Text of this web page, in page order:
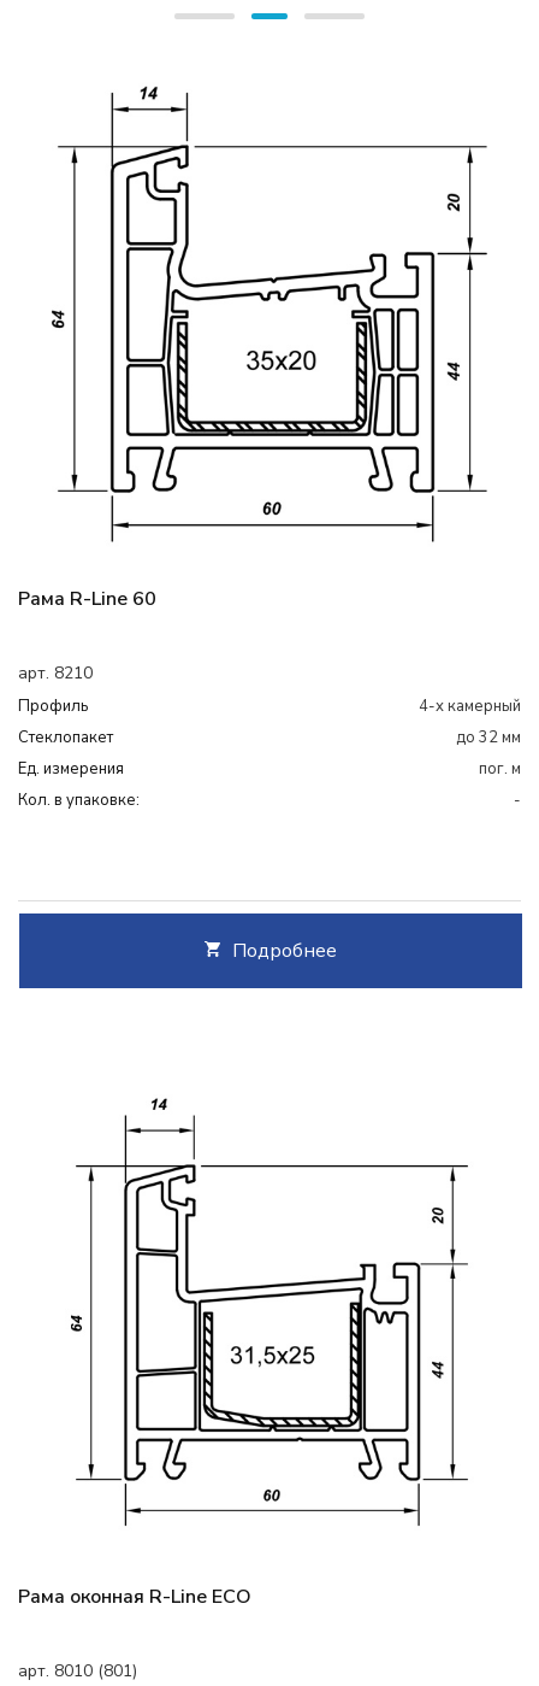
Рама R-Line 60
арт. 8210
Профиль
4-х камерный
Cтеклопакет
до 32 мм
Ед. измерения
пог. м
Кол. в упаковке:
-
Подробнее
Рама оконная R-Line ECO
арт. 8010 (801)